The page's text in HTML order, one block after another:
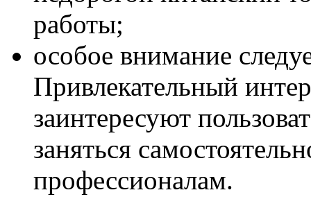
работы;
особое внимание
Привлекательный
заинтересуют
заняться
профессионалам.